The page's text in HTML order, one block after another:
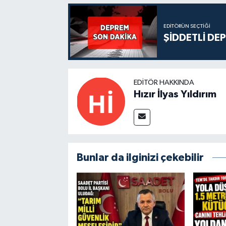
EDITÖRÜN SEÇTIĞI
ŞİDDETLİ
EDITÖR HAKKINDA
Hızır İlyas Yıldırım
Bunlar da ilginizi çekebilir